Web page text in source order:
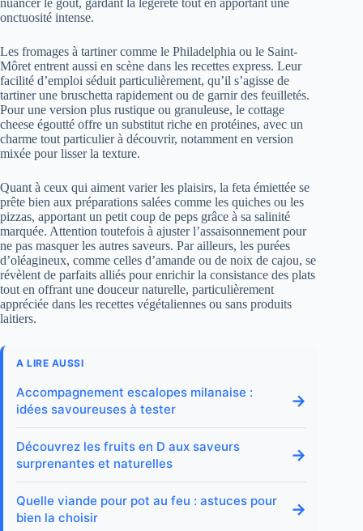
nuancer le goût, gardant la légèreté tout en apportant une
onctuosité intense.
Les fromages à tartiner comme le Philadelphia ou le Saint-
Môret entrent aussi en scène dans les recettes express. Leur
facilité d’emploi séduit particulièrement, qu’il s’agisse de
tartiner une bruschetta rapidement ou de garnir des feuilletés.
Pour une version plus rustique ou granuleuse, le cottage
cheese égoutté offre un substitut riche en protéines, avec un
charme tout particulier à découvrir, notamment en version
mixée pour lisser la texture.
Quant à ceux qui aiment varier les plaisirs, la feta émiettée se
prête bien aux préparations salées comme les quiches ou les
pizzas, apportant un petit coup de peps grâce à sa salinité
marquée. Attention toutefois à ajuster l’assaisonnement pour
ne pas masquer les autres saveurs. Par ailleurs, les purées
d’oléagineux, comme celles d’amande ou de noix de cajou, se
révèlent de parfaits alliés pour enrichir la consistance des plats
tout en offrant une douceur naturelle, particulièrement
appréciée dans les recettes végétaliennes ou sans produits
laitiers.
A LIRE AUSSI
Accompagnement escalopes milanaise :
idées savoureuses à tester
→
Découvrez les fruits en D aux saveurs
surprenantes et naturelles
→
Quelle viande pour pot au feu : astuces pour
bien la choisir
→